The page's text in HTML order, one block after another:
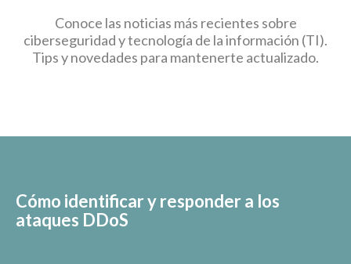
Conoce las noticias más recientes sobre
ciberseguridad y tecnología de la información (TI).
Tips y novedades para mantenerte actualizado.
Cómo identificar y responder a los
ataques DDoS